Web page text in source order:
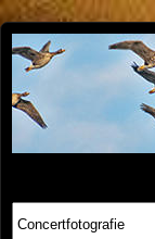
Henk